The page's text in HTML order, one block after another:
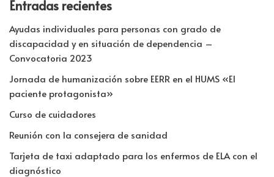
Entradas recientes
Ayudas individuales para personas con grado de
discapacidad y en situación de dependencia –
Convocatoria 2023
Jornada de humanización sobre EERR en el HUMS «El
paciente protagonista»
Curso de cuidadores
Reunión con la consejera de sanidad
Tarjeta de taxi adaptado para los enfermos de ELA con el
diagnóstico